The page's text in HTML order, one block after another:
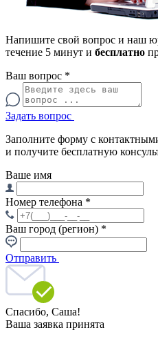
Напишите свой вопрос и наш
течение 5 минут и бесплатно
Ваш вопрос *
Задать вопрос
Заполните форму с
и получите бесплатную
Ваше имя
Номер телефона *
Ваш город (регион) *
Отправить
Спасибо, Саша!
Ваша заявка принята